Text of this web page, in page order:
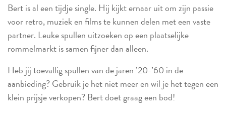
Bert is al een tijdje single. Hij kijkt ernaar uit om zijn passie
voor retro, muziek en films te kunnen delen met een vaste
partner. Leuke spullen uitzoeken op een plaatselijke
rommelmarkt is samen fijner dan alleen.
Heb jij toevallig spullen van de jaren ’20-’60 in de
aanbieding? Gebruik je het niet meer en wil je het tegen een
klein prijsje verkopen? Bert doet graag een bod!